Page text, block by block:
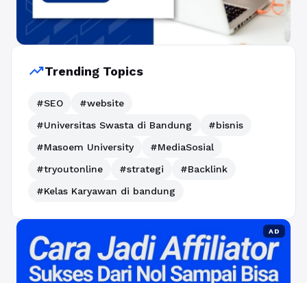
trending_upTrending Topics
#SEO
#website
#Universitas Swasta di Bandung
#bisnis
#Masoem University
#MediaSosial
#tryoutonline
#strategi
#Backlink
#Kelas Karyawan di bandung
AD